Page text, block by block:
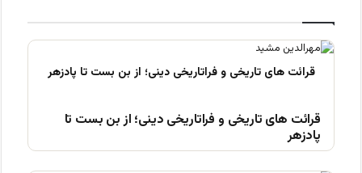
قرائت های تاریخی و فراتاریخی دینی؛ از بن بست تا
پادزهر